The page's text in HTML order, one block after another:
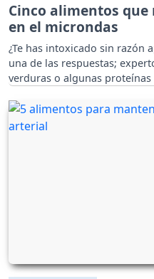
Cinco alimentos
en el microndas
¿Te has intoxicado sin razón
una de las respuestas;
verduras o algunas